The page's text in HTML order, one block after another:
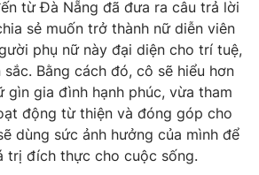
từ Đà Nẵng đã đưa ra câu trả lời
sẻ muốn trở thành nữ diễn viên
phụ nữ này đại diện cho trí tuệ,
sắc. Bằng cách đó, cô sẽ hiểu hơn
gìn gia đình hạnh phúc, vừa tham
động từ thiện và đóng góp cho
dùng sức ảnh hưởng của mình để
trị đích thực cho cuộc sống.